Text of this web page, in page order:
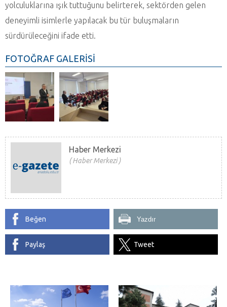
yolculuklarına ışık tuttuğunu belirterek, sektörden gelen
deneyimli isimlerle yapılacak bu tür buluşmaların
sürdürüleceğini ifade etti.
FOTOĞRAF GALERİSİ
Haber Merkezi
Haber Merkezi
Beğen Yazdır
Paylaş Tweet